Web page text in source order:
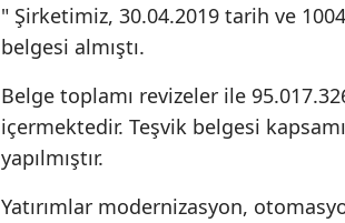
" Şirketimiz, 30.04.2019 tarih ve
belgesi almıştı.
Belge toplamı revizeler ile
içermektedir. Teşvik belgesi
yapılmıştır.
Yatırımlar modernizasyon,